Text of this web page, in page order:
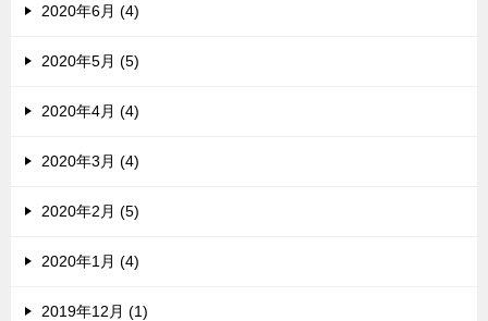
2020年6月 (4)
2020年5月 (5)
2020年4月 (4)
2020年3月 (4)
2020年2月 (5)
2020年1月 (4)
2019年12月 (1)